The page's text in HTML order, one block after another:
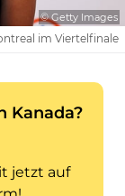
© Getty Images
im Viertelfinale